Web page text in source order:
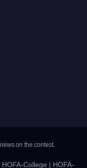
on the contest.
HOFA-College | HOFA-